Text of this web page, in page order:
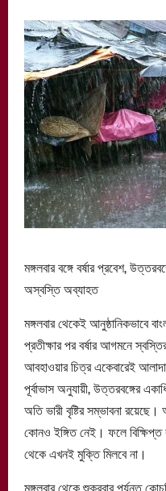
মঙ্গলবার বঙ্গে বর্ষার প্রবেশ,
অস্বস্তি অব্যাহত
মঙ্গলবার থেকেই আনুষ্ঠানিকভাবে
প্রতীক্ষার পর বর্ষার আগমনে
আবহাওয়ার চিত্র একেবারেই
পূর্বাভাস অনুযায়ী, উত্তরবঙ্গের
অতি ভারী বৃষ্টির সম্ভাবনা রয়েছে।
কোনও ইঙ্গিত নেই। ফলে
থেকে এখনই মুক্তি মিলবে না।
মঙ্গলবার থেকে শুক্রবার পর্যন্ত